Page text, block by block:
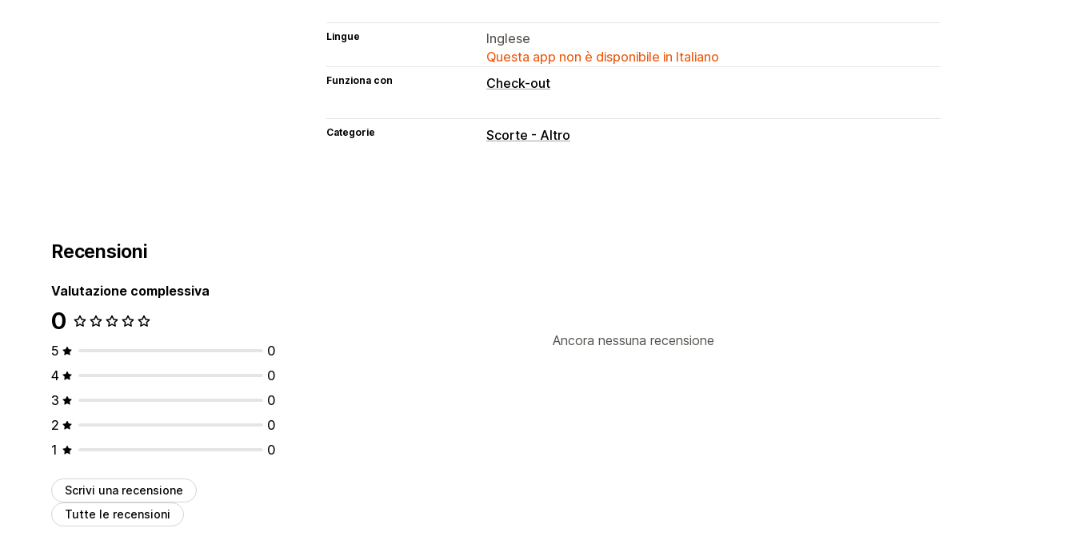
Lingue
Inglese
Questa app non è disponibile in Italiano
Funziona con Check-out
Categorie Scorte - Altro
Recensioni
Valutazione complessiva
0
5
0
4
0
3
0
2
0
1
0
Scrivi una recensione
Tutte le recensioni
Ancora nessuna recensione